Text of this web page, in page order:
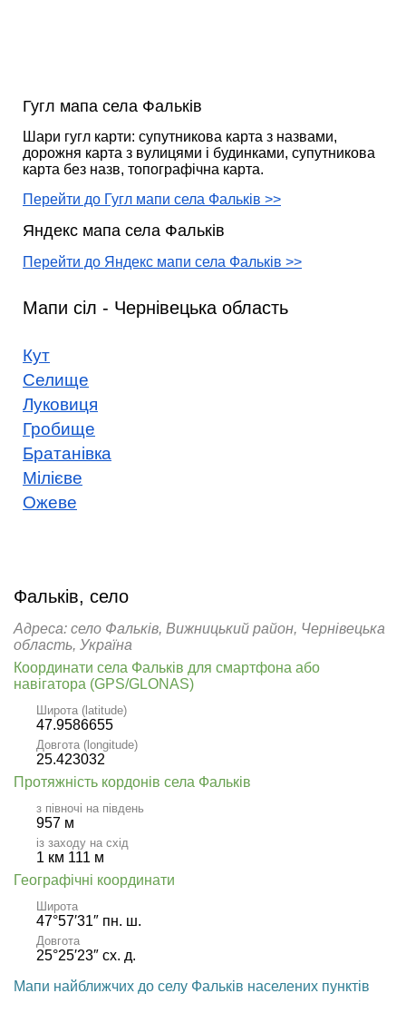
Гугл мапа села Фальків
Шари гугл карти: супутникова карта з назвами,
дорожня карта з вулицями і будинками, супутникова
карта без назв, топографічна карта.
Перейти до Гугл мапи села Фальків >>
Яндекс мапа села Фальків
Перейти до Яндекс мапи села Фальків >>
Мапи сіл - Чернівецька область
Кут
Селище
Луковиця
Гробище
Братанівка
Мілієве
Ожеве
Фальків, село
Адреса: село Фальків, Вижницький район, Чернівецька
область, Україна
Координати села Фальків для смартфона або
навігатора (GPS/GLONAS)
Широта (latitude)
47.9586655
Довгота (longitude)
25.423032
Протяжність кордонів села Фальків
з півночі на південь
957 м
із заходу на схід
1 км 111 м
Географічні координати
Широта
47°57′31″ пн. ш.
Довгота
25°25′23″ сх. д.
Мапи найближчих до селу Фальків населених пунктів